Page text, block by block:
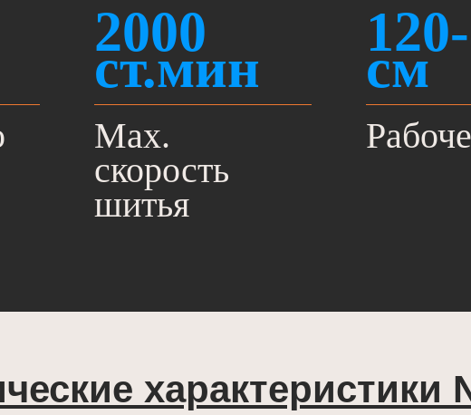
2000
ст.мин
Маx.
скорость
шитья
см
характеристики